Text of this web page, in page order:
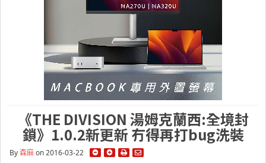
《THE DIVISION 湯姆克蘭西:全境封
鎖》1.0.2新更新 冇得再打bug洗裝
By森麻on 2016-03-22